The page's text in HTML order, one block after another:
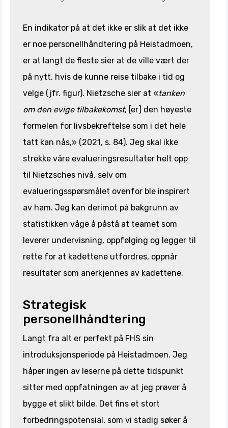
En indikator på at det ikke er slik at det ikke
er noe personellhåndtering på Heistadmoen,
er at langt de fleste sier at de ville vært der
på nytt, hvis de kunne reise tilbake i tid og
velge (jfr. figur). Nietzsche sier at «tanken
om den evige tilbakekomst, [er] den høyeste
formelen for livsbekreftelse som i det hele
tatt kan nås,» (2021, s. 84). Jeg skal ikke
strekke våre evalueringsresultater helt opp
til Nietzsches nivå, selv om
evalueringsspørsmålet ovenfor ble inspirert
av ham. Jeg kan derimot på bakgrunn av
statistikken våge å påstå at teamet som
leverer undervisning, oppfølging og legger til
rette for at kadettene utfordres, oppnår
resultater som anerkjennes av kadettene.
Strategisk
personellhåndtering
Langt fra alt er perfekt på FHS sin
introduksjonsperiode på Heistadmoen. Jeg
håper ingen av leserne på dette tidspunkt
sitter med oppfatningen av at jeg prøver å
bygge et slikt bilde. Det fins et stort
forbedringspotensial, som vi stadig søker å